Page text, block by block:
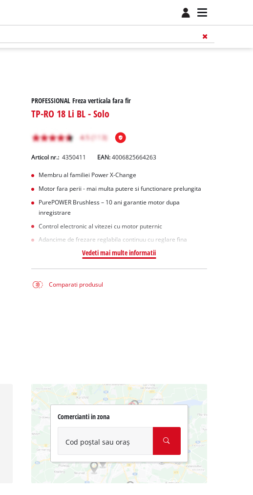
PROFESSIONAL Freza verticala fara fir
TP-RO 18 Li BL - Solo
Articol nr.: 4350411 EAN:4006825664263
Membru al familiei Power X-Change
Motor fara perii - mai multa putere si functionare prelungita
PurePOWER Brushless – 10 ani garantie motor dupa
inregistrare
Control electronic al vitezei cu motor puternic
Adancime de frezare reglabila continuu cu reglare fina
Vedeti mai multe informatii
Comparati produsul
Comercianti in zona
Cod poștal sau oraș